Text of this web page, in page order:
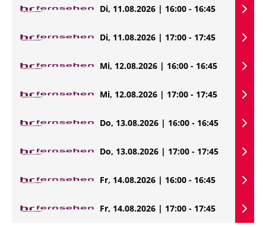
Di, 11.08.2026 | 16:00 - 16:45
Di, 11.08.2026 | 17:00 - 17:45
Mi, 12.08.2026 | 16:00 - 16:45
Mi, 12.08.2026 | 17:00 - 17:45
Do, 13.08.2026 | 16:00 - 16:45
Do, 13.08.2026 | 17:00 - 17:45
Fr, 14.08.2026 | 16:00 - 16:45
Fr, 14.08.2026 | 17:00 - 17:45